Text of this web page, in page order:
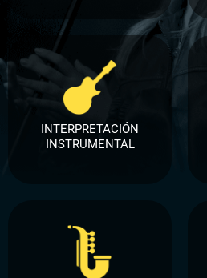
INTERPRETACIÓN
INSTRUMENTAL